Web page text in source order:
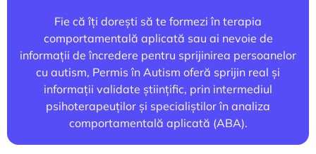
Fie că îți dorești să te formezi în terapia
comportamentală aplicată sau ai nevoie de
informații de încredere pentru sprijinirea persoanelor
cu autism, Permis în Autism oferă sprijin real și
informații validate științific, prin intermediul
psihoterapeuților și specialiștilor în analiza
comportamentală aplicată (ABA).